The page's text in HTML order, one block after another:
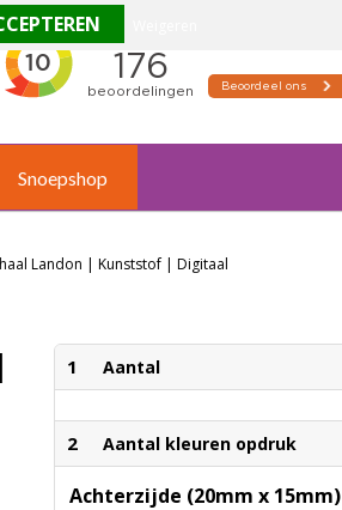
Snoepshop
Landon | Kunststof | Digitaal
1 Aantal
2 Aantal kleuren opdruk
Achterzijde (20mm x 15mm)